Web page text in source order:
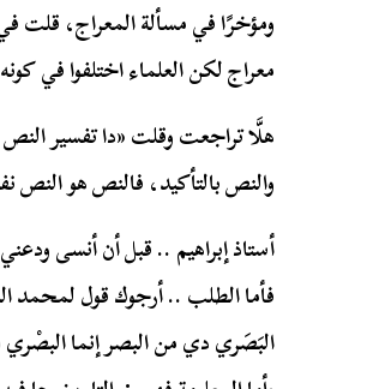
ومؤخرًا في مسألة المعراج، قلت
معراج لكن العلماء اختلفوا في
هلَّا تراجعت وقلت «دا تفسير النص
والنص بالتأكيد، فالنص هو النص
أستاذ إبراهيم .. قبل أن أنسى
فأما الطلب .. أرجوك قول
البَصَري دي من البصر إنما